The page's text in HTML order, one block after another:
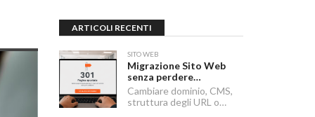
ARTICOLI RECENTI
SITO WEB
Migrazione Sito Web
senza perdere
posizionamento:
Redirect 301, URL e
Checklist SEO
Cambiare dominio, CMS,
struttura degli URL o